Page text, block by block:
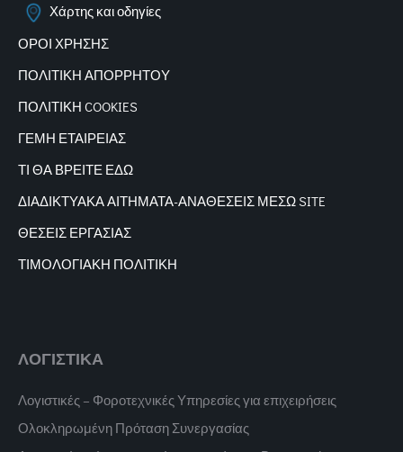
Χάρτης και οδηγίες
ΟΡΟΙ ΧΡΗΣΗΣ
ΠΟΛΙΤΙΚΗ ΑΠΟΡΡΗΤΟΥ
ΠΟΛΙΤΙΚΗ COOKIES
ΓΕΜΗ ΕΤΑΙΡΕΙΑΣ
ΤΙ ΘΑ ΒΡΕΙΤΕ ΕΔΩ
ΔΙΑΔΙΚΤΥΑΚΑΑΙΤΗΜΑΤΑ-ΑΝΑΘΕΣΕΙΣ ΜΕΣΩ SITE
ΘΕΣΕΙΣ ΕΡΓΑΣΙΑΣ
ΤΙΜΟΛΟΓΙΑΚΗ ΠΟΛΙΤΙΚΗ
ΛΟΓΙΣΤΙΚΑ
Λογιστικές – Φοροτεχνικές Υπηρεσίες για επιχειρήσεις
Ολοκληρωμένη Πρόταση Συνεργασίας